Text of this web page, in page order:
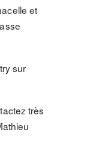
et
sur
très